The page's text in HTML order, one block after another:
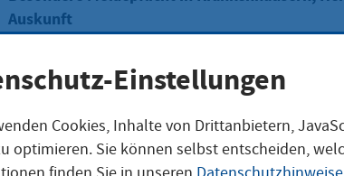
Auskunft
Besondere
Einstellungen
Cookies, Inhalte von Drittanbietern,
optimieren. Sie können selbst entscheiden,